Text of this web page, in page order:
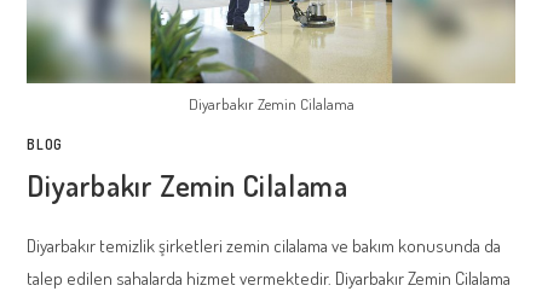
Diyarbakır Zemin Cilalama
BLOG
Diyarbakır Zemin Cilalama
Diyarbakır temizlik şirketleri zemin cilalama ve bakım konusunda da
talep edilen sahalarda hizmet vermektedir. Diyarbakır Zemin Cilalama